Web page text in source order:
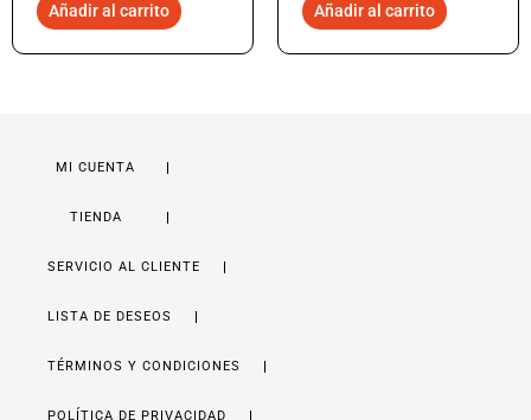
Añadir al carrito Añadir al carrito
MI CUENTA
TIENDA
SERVICIO AL CLIENTE
LISTA DE DESEOS
TÉRMINOS Y CONDICIONES
POLÍTICA DE PRIVACIDAD